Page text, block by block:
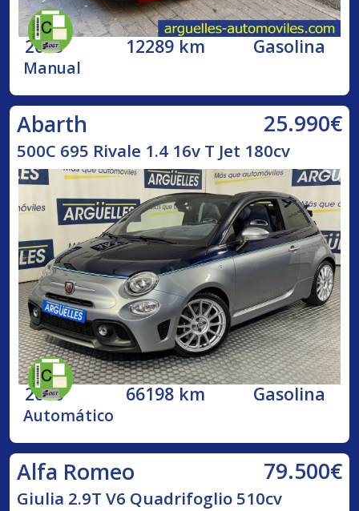
2023 12289 km Gasolina
Manual
Abarth 25.990€
500C 695 Rivale 1.4 16v T Jet 180cv
2018 66198 km Gasolina
Automático
Alfa Romeo 79.500€
Giulia 2.9T V6 Quadrifoglio 510cv